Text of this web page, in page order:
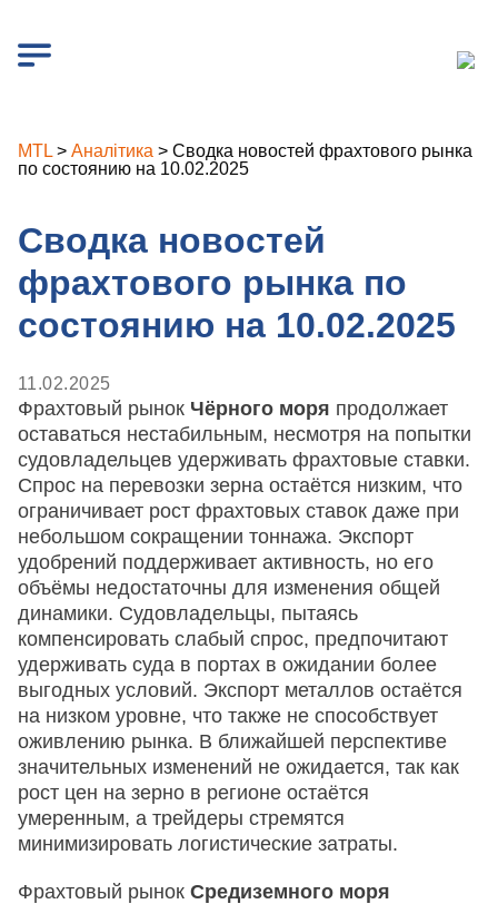
MTL > Аналітика > Сводка новостей фрахтового рынка
по состоянию на 10.02.2025
Сводка новостей
фрахтового рынка по
состоянию на 10.02.2025
11.02.2025
Фрахтовый рынок Чёрного моря продолжает
оставаться нестабильным, несмотря на попытки
судовладельцев удерживать фрахтовые ставки.
Спрос на перевозки зерна остаётся низким, что
ограничивает рост фрахтовых ставок даже при
небольшом сокращении тоннажа. Экспорт
удобрений поддерживает активность, но его
объёмы недостаточны для изменения общей
динамики. Судовладельцы, пытаясь
компенсировать слабый спрос, предпочитают
удерживать суда в портах в ожидании более
выгодных условий. Экспорт металлов остаётся
на низком уровне, что также не способствует
оживлению рынка. В ближайшей перспективе
значительных изменений не ожидается, так как
рост цен на зерно в регионе остаётся
умеренным, а трейдеры стремятся
минимизировать логистические затраты.
Фрахтовый рынок Средиземного моря